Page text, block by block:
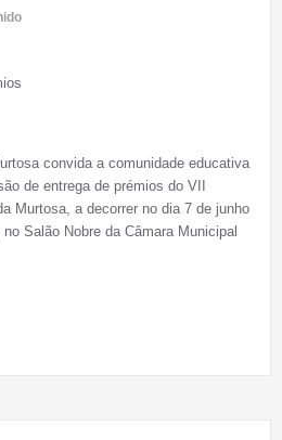
convida a comunidade educativa
de entrega de prémios do VII
Murtosa, a decorrer no dia 7 de junho
Salão Nobre da Câmara Municipal